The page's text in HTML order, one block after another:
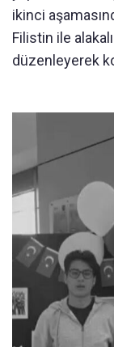
ikinci
Filistin ile
düzenleyerek